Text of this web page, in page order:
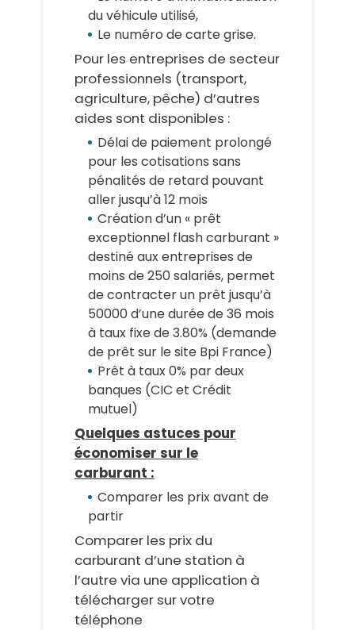
du véhicule utilisé,
Le numéro de carte grise.
Pour les entreprises de secteur
professionnels (transport,
agriculture, pêche) d’autres
aides sont disponibles :
Délai de paiement prolongé
pour les cotisations sans
pénalités de retard pouvant
aller jusqu’à 12 mois
Création d’un « prêt
exceptionnel flash carburant »
destiné aux entreprises de
moins de 250 salariés, permet
de contracter un prêt jusqu’à
50000 d’une durée de 36 mois
à taux fixe de 3.80% (demande
de prêt sur le site Bpi France)
Prêt à taux 0% par deux
banques (CIC et Crédit
mutuel)
Quelques astuces pour
économiser sur le
carburant :
Comparer les prix avant de
partir
Comparer les prix du
carburant d’une station à
l’autre via une application à
télécharger sur votre
téléphone